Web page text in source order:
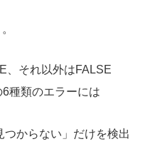
、それ以外はFALSE
種類のエラーには
からない」だけを検出